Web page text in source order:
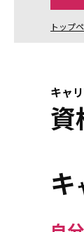
トップ
キャ
資
キ